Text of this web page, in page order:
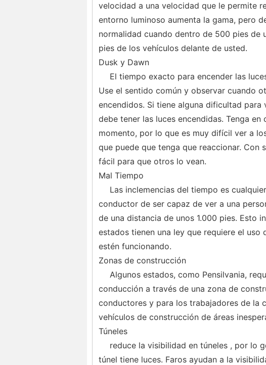
velocidad a una velocidad que le permite
entorno luminoso aumenta la gama, pero
normalidad cuando dentro de 500 pies de
pies de los vehículos delante de usted.
Dusk y Dawn
El tiempo exacto para encender las
Use el sentido común y observar cuando
encendidos. Si tiene alguna dificultad
debe tener las luces encendidas. Tenga
momento, por lo que es muy difícil ver a
que puede que tenga que reaccionar. Con
fácil para que otros lo vean.
Mal Tiempo
Las inclemencias del tiempo es
conductor de ser capaz de ver a una
de una distancia de unos 1.000 pies. Esto
estados tienen una ley que requiere el
estén funcionando.
Zonas de construcción
Algunos estados, como Pensilvania,
conducción a través de una zona de
conductores y para los trabajadores de la
vehículos de construcción de áreas
Túneles
reduce la visibilidad en túneles , por lo
túnel tiene luces. Faros ayudan a la